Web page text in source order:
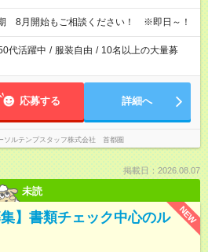
期 8月開始もご相談ください！ ※即日～！
代活躍中 / 服装自由 / 10名以上の大量募
応募する 詳細へ
ソルテンプスタッフ株式会社 首都圏
掲載日：2026.08.07
未読
NEW
】書類チェック中心のル